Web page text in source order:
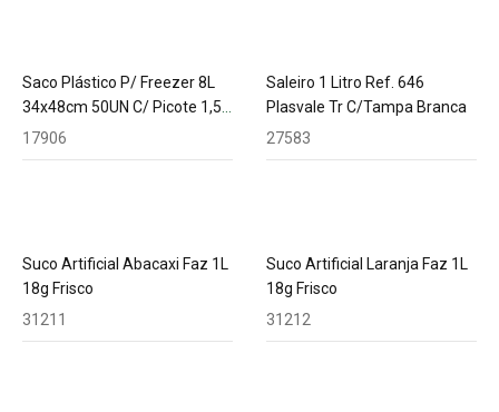
Saco Plástico P/ Freezer 8L
34x48cm 50UN C/ Picote 1,5
Micra Embalebem
17906
Saleiro 1 Litro Ref. 646
Plasvale Tr C/Tampa Branca
27583
Suco Artificial Abacaxi Faz 1L
18g Frisco
31211
Suco Artificial Laranja Faz 1L
18g Frisco
31212